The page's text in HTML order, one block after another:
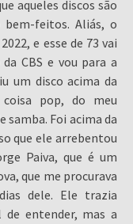
aqueles discos são
bem-feitos. Aliás, o
e esse de 73 vai
CBS e vou para a
um disco acima da
pop, do meu
samba. Foi acima da
que ele arrebentou
Paiva, que é um
que me procurava
dele. Ele trazia
entender, mas a